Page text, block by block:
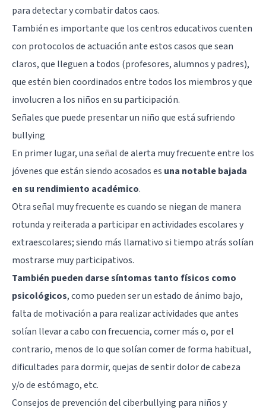
para detectar y combatir datos caos.
También es importante que los centros educativos cuenten
con protocolos de actuación ante estos casos que sean
claros, que lleguen a todos (profesores, alumnos y padres),
que estén bien coordinados entre todos los miembros y que
involucren a los niños en su participación.
Señales que puede presentar un niño que está sufriendo
bullying
En primer lugar, una señal de alerta muy frecuente entre los
jóvenes que están siendo acosados es una notable bajada
en su rendimiento académico.
Otra señal muy frecuente es cuando se niegan de manera
rotunda y reiterada a participar en actividades escolares y
extraescolares; siendo más llamativo si tiempo atrás solían
mostrarse muy participativos.
También pueden darse síntomas tanto físicos como
psicológicos, como pueden ser un estado de ánimo bajo,
falta de motivación a para realizar actividades que antes
solían llevar a cabo con frecuencia, comer más o, por el
contrario, menos de lo que solían comer de forma habitual,
dificultades para dormir, quejas de sentir dolor de cabeza
y/o de estómago, etc.
Consejos de prevención del ciberbullying para niños y